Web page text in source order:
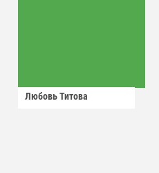
Любовь Титова